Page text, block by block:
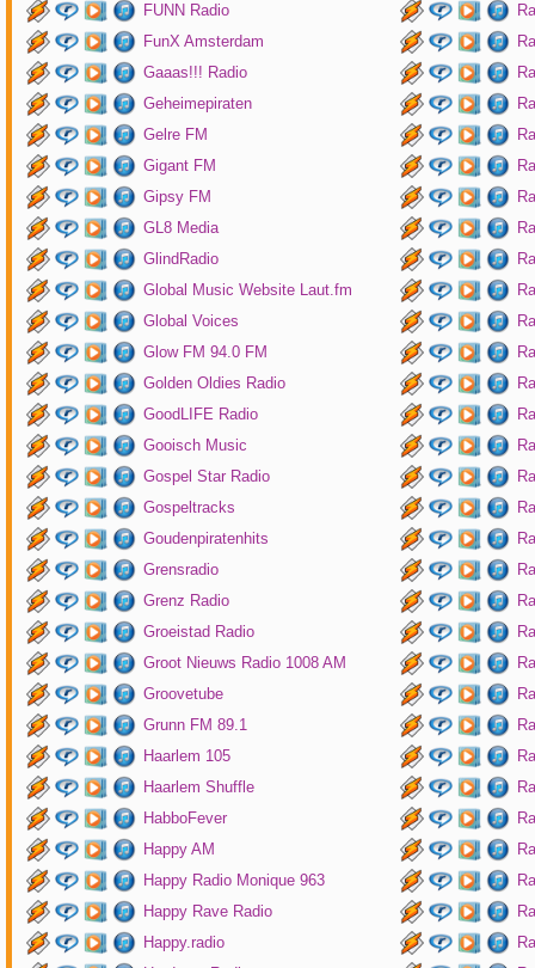
FUNN Radio
FunX Amsterdam
Gaaas!!! Radio
Geheimepiraten
Gelre FM
Gigant FM
Gipsy FM
GL8 Media
GlindRadio
Global Music Website Laut.fm
Global Voices
Glow FM 94.0 FM
Golden Oldies Radio
GoodLIFE Radio
Gooisch Music
Gospel Star Radio
Gospeltracks
Goudenpiratenhits
Grensradio
Grenz Radio
Groeistad Radio
Groot Nieuws Radio 1008 AM
Groovetube
Grunn FM 89.1
Haarlem 105
Haarlem Shuffle
HabboFever
Happy AM
Happy Radio Monique 963
Happy Rave Radio
Happy.radio